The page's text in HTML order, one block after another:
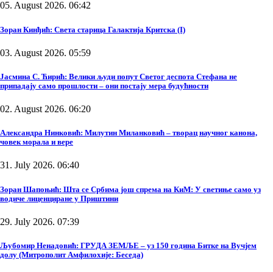
05. August 2026. 06:42
Зоран Кинђић: Света старица Галактија Критска (I)
03. August 2026. 05:59
Јасмина С. Ћирић: Велики људи попут Светог деспота Стефана не
припадају само прошлости – они постају мера будућности
02. August 2026. 06:20
Александра Нинковић: Милутин Миланковић – творац научног канона,
човек морала и вере
31. July 2026. 06:40
Зоран Шапоњић: Шта се Србима још спрема на КиМ: У светиње само уз
водиче лиценциране у Приштини
29. July 2026. 07:39
Љубомир Ненадовић: ГРУДА ЗЕМЉЕ – уз 150 година Битке на Вучјем
долу (Митрополит Амфилохије: Беседа)